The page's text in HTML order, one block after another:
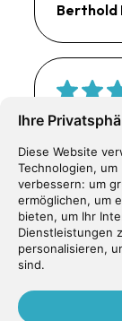
Ihre
Diese Website
Technologien,
verbessern: um
ermöglichen, um
bieten, um Ihr
Dienstleistungen
personalisieren,
sind.
Berthold
Es ist
und
Dr. Inan
Auch
und das